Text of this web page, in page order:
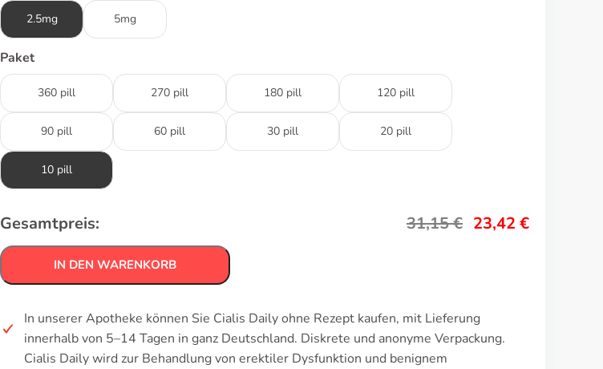
2.5mg 5mg
Paket
360 pill 270 pill 180 pill 120 pill
90 pill 60 pill 30 pill 20 pill
10 pill
Gesamtpreis: 31,15€ 23,42 €
IN DEN WARENKORB
In unserer Apotheke können Sie Cialis Daily ohne Rezept kaufen, mit Lieferung
innerhalb von 5–14 Tagen in ganz Deutschland. Diskrete und anonyme Verpackung.
Cialis Daily wird zur Behandlung von erektiler Dysfunktion und benignem